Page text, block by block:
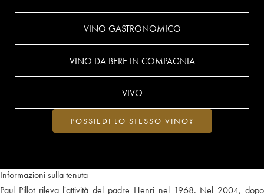
Informazioni sulla tenuta
Paul Pillot rileva l'attività del padre Henri nel 1968. Nel 2004, dopo
VINO GASTRONOMICO
VINO DA BERE IN COMPAGNIA
VIVO
POSSIEDI LO STESSO VINO?